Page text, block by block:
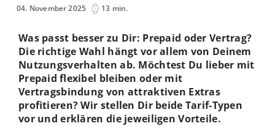
04. November 2025 13 min.
Was passt besser zu Dir: Prepaid oder Vertrag?
Die richtige Wahl hängt vor allem von Deinem
Nutzungsverhalten ab. Möchtest Du lieber mit
Prepaid flexibel bleiben oder mit
Vertragsbindung von attraktiven Extras
profitieren? Wir stellen Dir beide Tarif-Typen
vor und erklären die jeweiligen Vorteile.